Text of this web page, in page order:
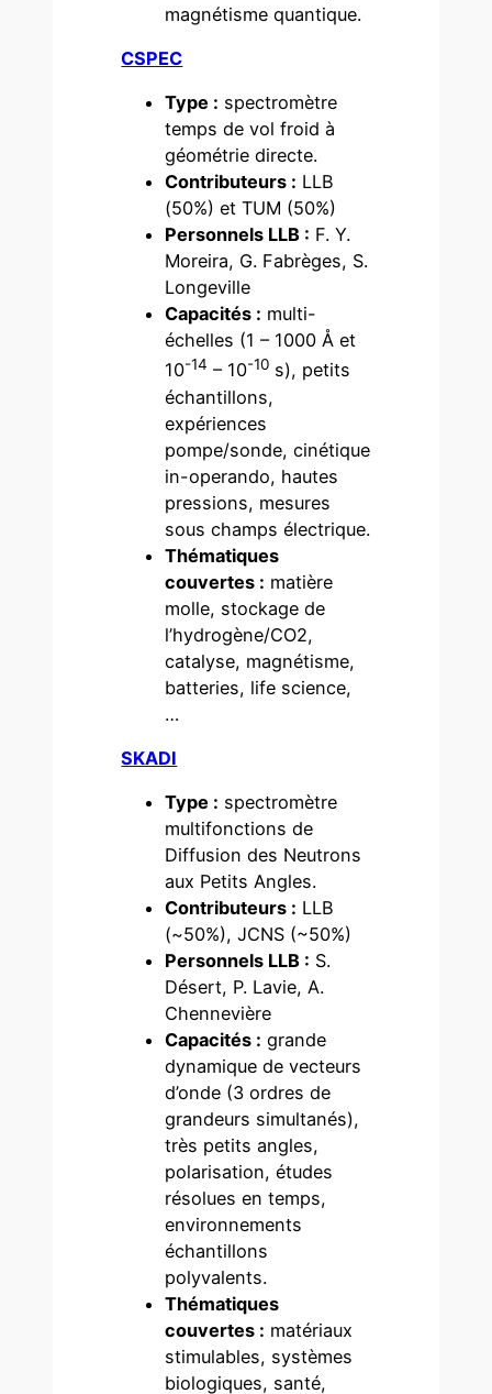
magnétisme quantique.
CSPEC
Type : spectromètre
temps de vol froid à
géométrie directe.
Contributeurs : LLB
(50%) et TUM (50%)
Personnels LLB : F. Y.
Moreira, G. Fabrèges, S.
Longeville
Capacités : multi-
échelles (1 – 1000 Å et
10-14 – 10-10 s), petits
échantillons,
expériences
pompe/sonde, cinétique
in-operando, hautes
pressions, mesures
sous champs électrique.
Thématiques
couvertes : matière
molle, stockage de
l’hydrogène/CO2,
catalyse, magnétisme,
batteries, life science,
…
SKADI
Type : spectromètre
multifonctions de
Diffusion des Neutrons
aux Petits Angles.
Contributeurs : LLB
(~50%), JCNS (~50%)
Personnels LLB : S.
Désert, P. Lavie, A.
Chennevière
Capacités : grande
dynamique de vecteurs
d’onde (3 ordres de
grandeurs simultanés),
très petits angles,
polarisation, études
résolues en temps,
environnements
échantillons
polyvalents.
Thématiques
couvertes : matériaux
stimulables, systèmes
biologiques, santé,